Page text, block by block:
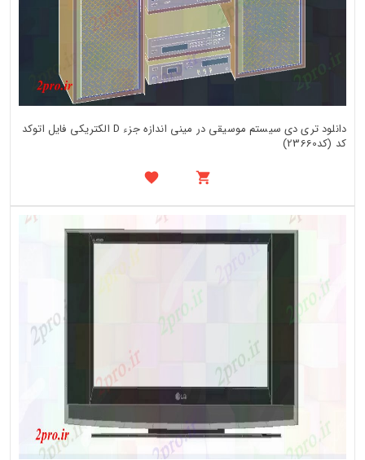
دانلود تری دی سیستم موسیقی در مینی اندازه جزء D الکتریکی فایل اتوکد
کد (کد23660)